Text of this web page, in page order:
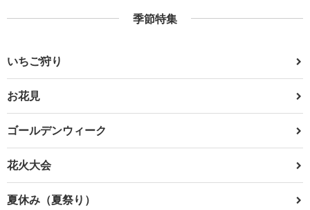
季節特集
いちご狩り
お花見
ゴールデンウィーク
花火大会
夏休み（夏祭り）